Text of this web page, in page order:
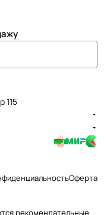
115
Оферта
рекомендательные